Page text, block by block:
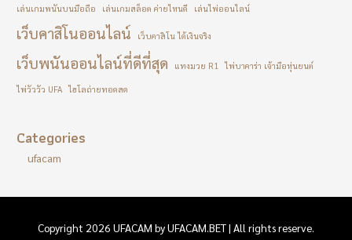
เล่นเกมพนันบนมือถือ เล่นเกมสล็อต ค่ายไหนดี เล่นไพ่ออนไลน์
เว็บคาสิโนออนไลน์ เว็บคาสิโน ได้เงินจริง
เว็บพนันออนไลน์ที่ดีที่สุด แทงมวย R1 ไพ่บาคาร่า เจ้ามือหุ่นยนต์
ไพ่วัววัว UFA ไฮโลถ่ายทอดสด
Categories
ufacam
Copyright 2026 UFACAM by UFACAM.BET | All rights reserve.